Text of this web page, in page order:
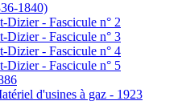
1840)
Dizier - Fascicule n° 2
Dizier - Fascicule n° 3
Dizier - Fascicule n° 4
Dizier - Fascicule n° 5
d'usines à gaz - 1923